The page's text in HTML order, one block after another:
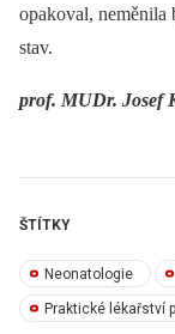
opakoval, neměnila
stav.
prof. MUDr. Josef
ŠTÍTKY
Neonatologie
Praktické lékařství